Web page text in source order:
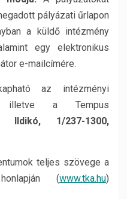
pályázati űrlapon
a küldő intézmény
egy elektronikus
e-mailcímére.
az intézményi
illetve a Tempus
Ildikó, 1/237-1300,
teljes szövege a
(www.tka.hu)